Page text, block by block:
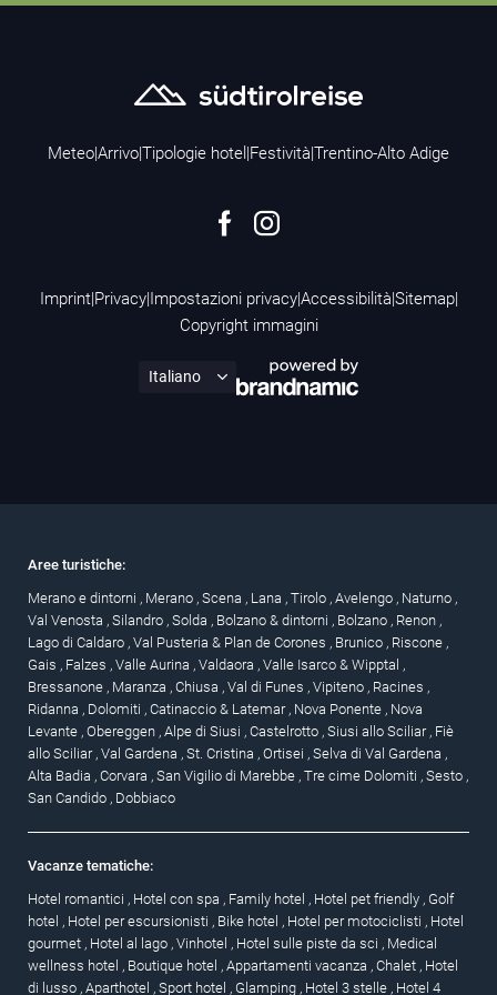
Meteo|Arrivo|Tipologie hotel |Festività|Trentino-Alto Adige
Imprint|Privacy|Impostazioni privacy|Accessibilità|Sitemap|
Copyright immagini
Aree turistiche:
Merano e dintorni , Merano , Scena , Lana , Tirolo , Avelengo , Naturno ,
Val Venosta , Silandro , Solda , Bolzano & dintorni , Bolzano , Renon ,
Lago di Caldaro , Val Pusteria & Plan de Corones , Brunico , Riscone ,
Gais , Falzes , Valle Aurina , Valdaora , Valle Isarco & Wipptal ,
Bressanone , Maranza , Chiusa , Val di Funes , Vipiteno , Racines ,
Ridanna , Dolomiti , Catinaccio & Latemar , Nova Ponente , Nova
Levante , Obereggen , Alpe di Siusi , Castelrotto , Siusi allo Sciliar , Fiè
allo Sciliar , Val Gardena , St. Cristina , Ortisei , Selva di Val Gardena ,
Alta Badia , Corvara , San Vigilio di Marebbe , Tre cime Dolomiti , Sesto ,
San Candido , Dobbiaco
Vacanze tematiche:
Hotel romantici , Hotel con spa , Family hotel , Hotel pet friendly , Golf
hotel , Hotel per escursionisti , Bike hotel , Hotel per motociclisti , Hotel
gourmet , Hotel al lago , Vinhotel , Hotel sulle piste da sci , Medical
wellness hotel , Boutique hotel , Appartamenti vacanza , Chalet , Hotel
di lusso , Aparthotel , Sport hotel , Glamping , Hotel 3 stelle , Hotel 4